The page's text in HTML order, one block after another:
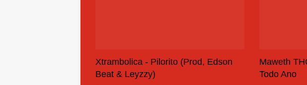
Xtrambolica - Pilorito (Prod, Edson
Beat & Leyzzy)
Maweth
Todo Ano